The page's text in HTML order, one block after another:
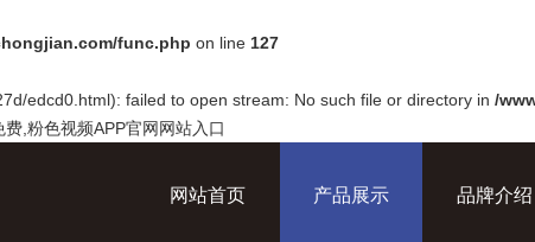
func.php on line 127
edcd0.html): failed to open stream: No such file or directory in /
,粉色视频APP官网网站入口
网站首页 产品展示 品牌介绍